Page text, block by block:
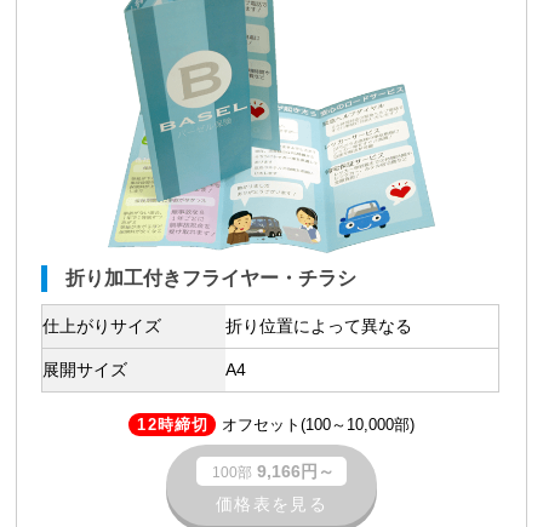
折り加工付きフライヤー・チラシ
仕上がりサイズ 折り位置によって異なる
展開サイズ A4
12時締切 オフセット(100～10,000部)
100部 9,166円～
価格表を見る